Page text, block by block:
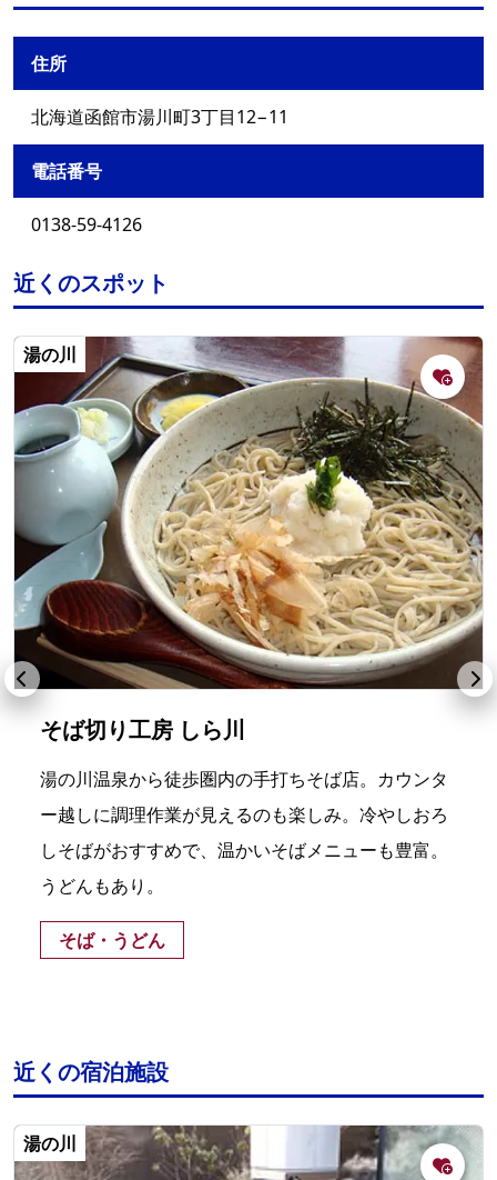
住所
北海道函館市湯川町3丁目12−11
電話番号
0138-59-4126
近くのスポット
湯の川
そば切り工房 しら川
湯の川温泉から徒歩圏内の手打ちそば店。カウンタ
ー越しに調理作業が見えるのも楽しみ。冷やしおろ
しそばがおすすめで、温かいそばメニューも豊富。
うどんもあり。
そば・うどん
近くの宿泊施設
湯の川